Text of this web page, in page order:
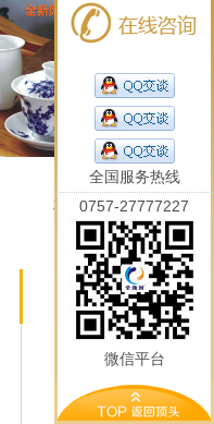
您当前的位置是：首页
WOOD COLOR
点击图片了解更
全国服务热线
0757-27777227
微信平台